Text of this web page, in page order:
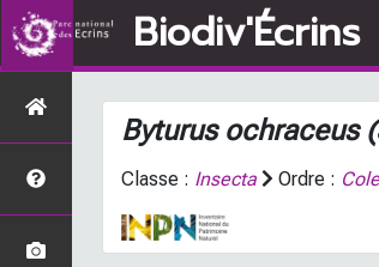
Biodiv'Écrins
Byturus ochraceus
Classe : Insecta Ordre :